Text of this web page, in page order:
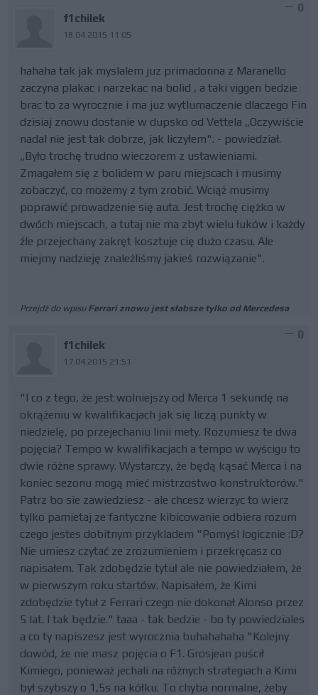
f1chilek
18.04.2015 11:05
0
hahaha tak jak myslalem juz primadonna z Maranello
zaczyna plakac i narzekac na bolid , a taki viggen bedzie
brac to za wyrocznie i ma juz wytlumaczenie dlaczego Fin
dzisiaj znowu dostanie w dupsko od Vettela „Oczywiście
nadal nie jest tak dobrze, jak liczyłem". - powiedział.
„Było trochę trudno wieczorem z ustawieniami.
Zmagałem się z bolidem w paru miejscach i musimy
zobaczyć, co możemy z tym zrobić. Wciąż musimy
poprawić prowadzenie się auta. Jest trochę ciężko w
dwóch miejscach, a tutaj nie ma zbyt wielu łuków i każdy
źle przejechany zakręt kosztuje cię dużo czasu. Ale
miejmy nadzieję znaleźliśmy jakieś rozwiązanie".
Przejdź do wpisu Ferrari znowu jest słabsze tylko od Mercedesa
f1chilek
17.04.2015 21:51
0
"I co z tego, że jest wolniejszy od Merca 1 sekundę na
okrążeniu w kwalifikacjach jak się liczą punkty w
niedzielę, po przejechaniu linii mety. Rozumiesz te dwa
pojęcia? Tempo w kwalifikacjach a tempo w wyścigu to
dwie różne sprawy. Wystarczy, że będą kąsać Merca i na
koniec sezonu mogą mieć mistrzostwo konstruktorów."
Patrz bo sie zawiedziesz - ale chcesz wierzyc to wierz
tylko pamietaj ze fantyczne kibicowanie odbiera rozum
czego jestes dobitnym przykladem "Pomyśl logicznie :D?
Nie umiesz czytać ze zrozumieniem i przekręcasz co
napisałem. Tak zdobędzie tytuł ale nie powiedziałem, że
w pierwszym roku startów. Napisałem, że Kimi
zdobędzie tytuł z Ferrari czego nie dokonał Alonso przez
5 lat. I tak będzie." taaa - tak bedzie - bo ty powiedziales
a co ty napiszesz jest wyrocznia buhahahaha "Kolejny
dowód, że nie masz pojęcia o F1. Grosjean puścił
Kimiego, ponieważ jechali na różnych strategiach a Kimi
był szybszy o 1,5s na kółku. To chyba normalne, żeby